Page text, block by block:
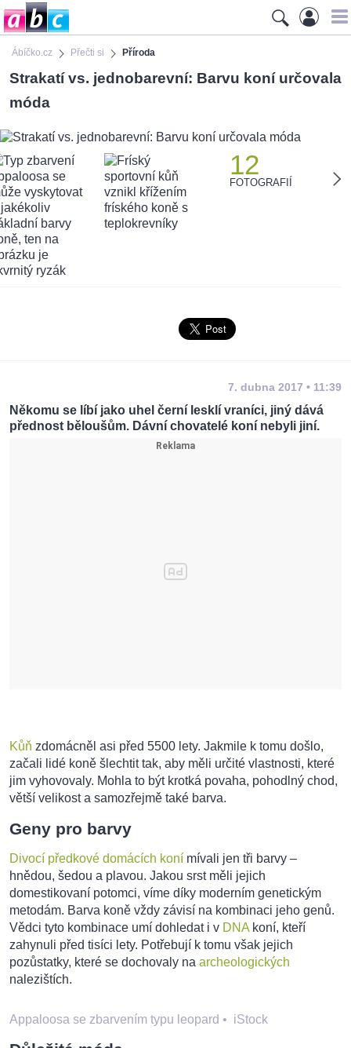
Ábíčko.cz Přečti si Příroda
Strakatí vs. jednobarevní: Barvu koní určovala
móda
12
FOTOGRAFIÍ
7. dubna 2017 • 11:39
Někomu se líbí jako uhel černí lesklí vraníci, jiný dává
přednost běloušům. Dávní chovatelé koní nebyli jiní.
Kůň zdomácněl asi před 5500 lety. Jakmile k tomu došlo,
začali lidé koně šlechtit tak, aby měli určité vlastnosti, které
jim vyhovovaly. Mohla to být krotká povaha, pohodlný chod,
větší velikost a samozřejmě také barva.
Geny pro barvy
Divocí předkové domácích koní mívali jen tři barvy –
hnědou, šedou a plavou. Jakou srst měli jejich
domestikovaní potomci, víme díky moderním genetickým
metodám. Barva koně vždy závisí na kombinaci jeho genů.
Vědci tyto kombinace umí dohledat i v DNA koní, kteří
zahynuli před tisíci lety. Potřebují k tomu však jejich
pozůstatky, které se dochovaly na archeologických
nalezištích.
Appaloosa se zbarvením typu leopard • iStock